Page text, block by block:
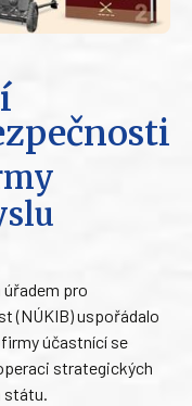
pro
(NÚKIB) uspořádalo
účastnící se
strategických
státu.